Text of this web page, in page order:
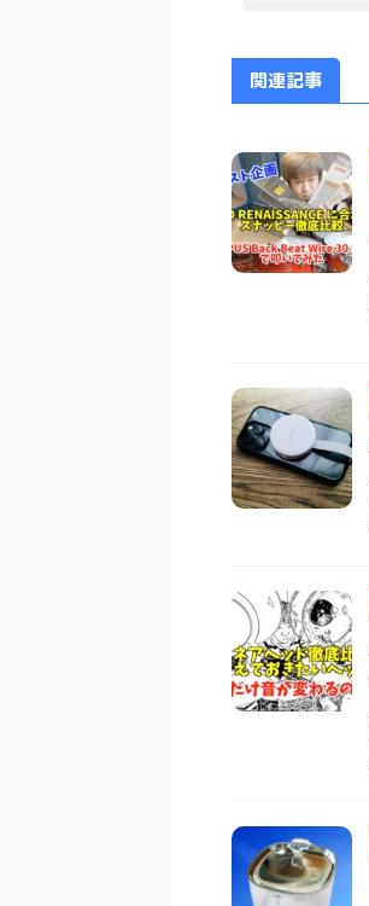
関連記事